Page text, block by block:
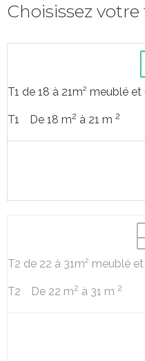
Choisissez
T1 de 18 à 21m² meublé
T1 De 18 m2 à 21 m 2
T2 de 22 à 31m² meublé
T2 De 22 m2 à 31 m 2